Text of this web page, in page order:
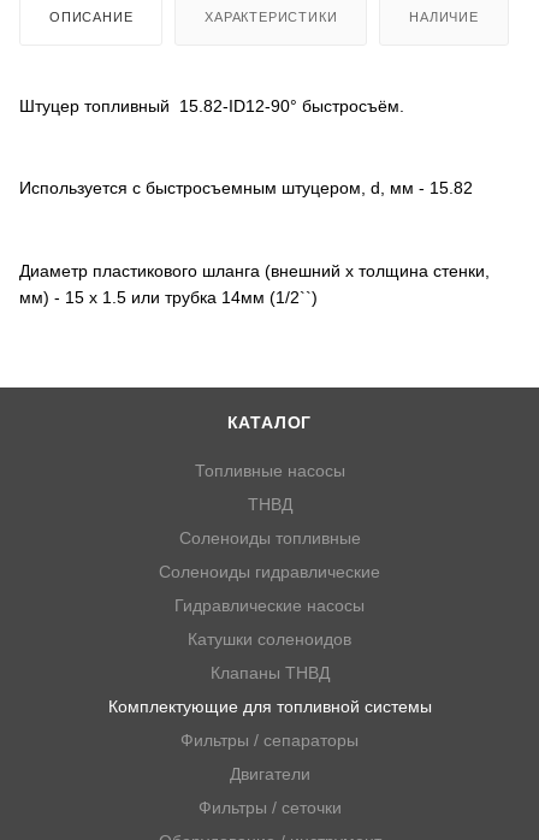
ОПИСАНИЕ ХАРАКТЕРИСТИКИ НАЛИЧИЕ
Штуцер топливный 15.82-ID12-90° быстросъём.
Используется с быстросъемным штуцером, d, мм - 15.82
Диаметр пластикового шланга (внешний х толщина стенки,
мм) - 15 х 1.5 или трубка 14мм (1/2``)
КАТАЛОГ
Топливные насосы
ТНВД
Соленоиды топливные
Соленоиды гидравлические
Гидравлические насосы
Катушки соленоидов
Клапаны ТНВД
Комплектующие для топливной системы
Фильтры / сепараторы
Двигатели
Фильтры / сеточки